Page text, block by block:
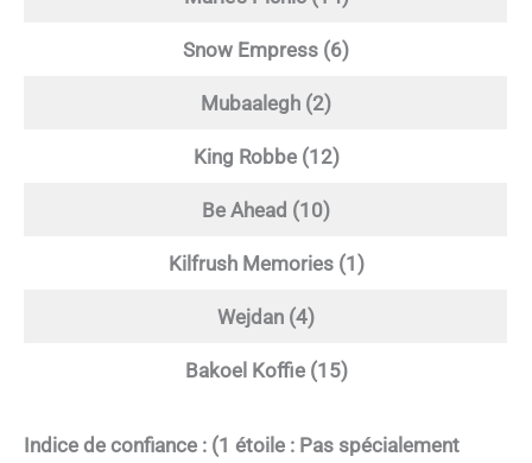
Snow Empress (6)
Mubaalegh (2)
King Robbe (12)
Be Ahead (10)
Kilfrush Memories (1)
Wejdan (4)
Bakoel Koffie (15)
Indice de confiance : (1 étoile : Pas spécialement